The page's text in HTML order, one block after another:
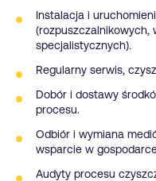
Instalacja i
(rozpuszczalnikowych,
specjalistycznych).
Regularny serwis,
Dobór i dostawy
procesu.
Odbiór i wymiana
wsparcie w
Audyty procesu